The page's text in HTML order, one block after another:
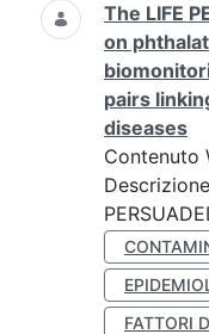
The LIFE
on
pairs
diseases
Contenuto
FATTORI